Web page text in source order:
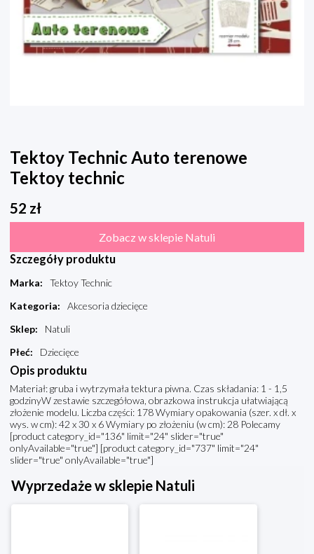
Tektoy Technic Auto terenowe
Tektoy technic
52 zł
Zobacz w sklepie Natuli
Szczegóły produktu
Marka:
Tektoy Technic
Kategoria:
Akcesoria dziecięce
Sklep:
Natuli
Płeć: Dziecięce
Opis produktu
Materiał: gruba i wytrzymała tektura piwna. Czas składania: 1 - 1,5
godzinyW zestawie szczegółowa, obrazkowa instrukcja ułatwiającą
złożenie modelu. Liczba części: 178 Wymiary opakowania (szer. x dł. x
wys. w cm): 42 x 30 x 6 Wymiary po złożeniu (w cm): 28 Polecamy
[product category_id="136" limit="24" slider="true"
onlyAvailable="true"] [product category_id="737" limit="24"
slider="true" onlyAvailable="true"]
Wyprzedaże w sklepie Natuli